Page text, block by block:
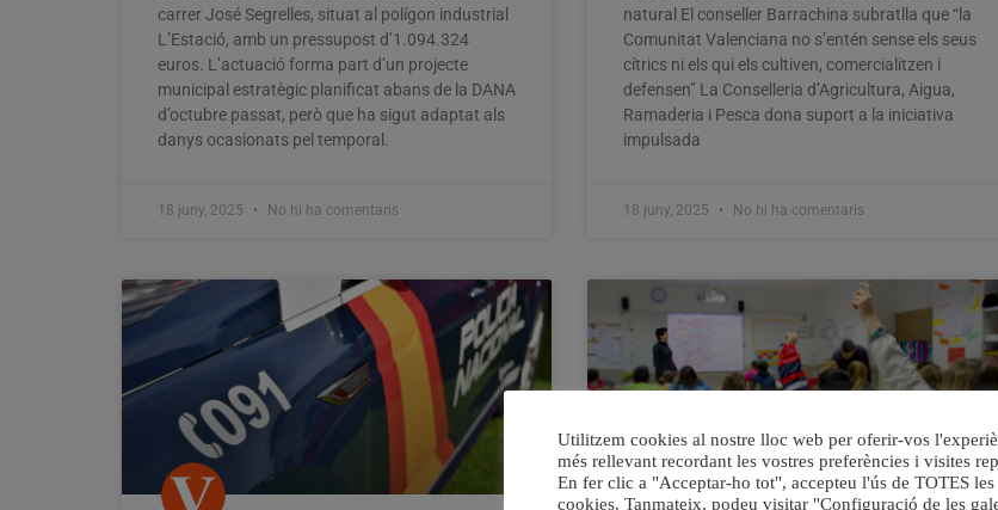
carrer José Segrelles, situat al polígon industrial
L’Estació, amb un pressupost d’1.094.324
euros. L’actuació forma part d’un projecte
municipal estratègic planificat abans de la DANA
d’octubre passat, però que ha sigut adaptat als
danys ocasionats pel temporal.
18 juny, 2025 No hi ha comentaris
natural El conseller Barrachina subratlla que “la
Comunitat Valenciana no s’entén sense els seus
cítrics ni els qui els cultiven, comercialitzen i
defensen” La Conselleria d’Agricultura, Aigua,
Ramaderia i Pesca dona suport a la iniciativa
impulsada
18 juny, 2025 No hi ha comentaris
Utilitzem cookies al nostre lloc web per oferir-vos
més rellevant recordant les vostres preferències i visites
En fer clic a "Acceptar-ho tot", accepteu l'ús de TOTES les
cookies. Tanmateix, podeu visitar "Configuració de les